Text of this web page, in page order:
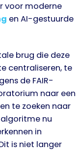
voor moderne
en AI-gestuurde
brug die deze
centraliseren, te
de FAIR-
naar een
te zoeken naar
nu
in
is niet langer